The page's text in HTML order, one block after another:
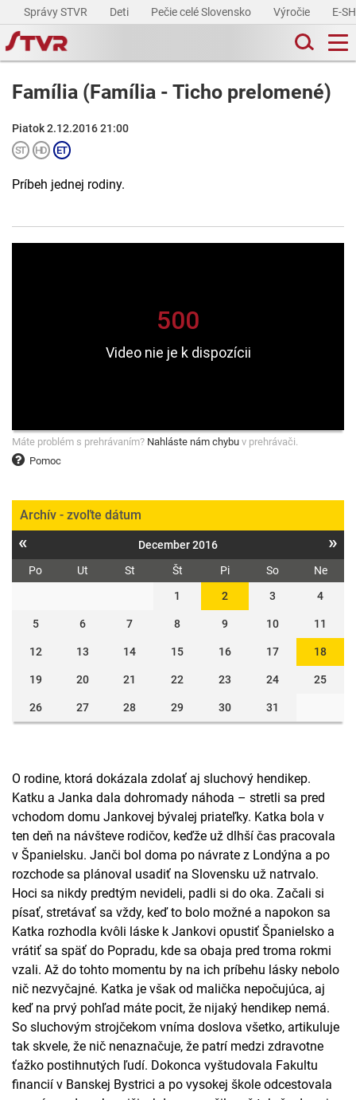
Správy STVR Deti Pečie celé Slovensko Výročie E-
Família (Família - Ticho prelomené)
Piatok 2.12.2016 21:00
Príbeh jednej rodiny.
Pomoc
Máte problém s prehrávaním? Nahláste nám chybu v prehrávači.
Archív - zvoľte dátum
« December 2016 »
Po Ut St Št Pi So
Ne
1
2 3 4
5 6 7 8 9 10 11
12 13 14 15 16 17 18
19 20 21 22 23 24 25
26 27 28 29 30 31
O rodine, ktorá dokázala zdolať aj sluchový hendikep.
Katku a Janka dala dohromady náhoda – stretli sa pred
vchodom domu Jankovej bývalej priateľky. Katka bola v
ten deň na návšteve rodičov, keďže už dlhší čas pracovala
v Španielsku. Janči bol doma po návrate z Londýna a po
rozchode sa plánoval usadiť na Slovensku už natrvalo.
Hoci sa nikdy predtým nevideli, padli si do oka. Začali si
písať, stretávať sa vždy, keď to bolo možné a napokon sa
Katka rozhodla kvôli láske k Jankovi opustiť Španielsko a
vrátiť sa späť do Popradu, kde sa obaja pred troma rokmi
vzali. Až do tohto momentu by na ich príbehu lásky nebolo
nič nezvyčajné. Katka je však od malička nepočujúca, aj
keď na prvý pohľad máte pocit, že nijaký hendikep nemá.
So sluchovým strojčekom vníma doslova všetko, artikuluje
tak skvele, že nič nenaznačuje, že patrí medzi zdravotne
ťažko postihnutých ľudí. Dokonca vyštudovala Fakultu
financií v Banskej Bystrici a po vysokej škole odcestovala